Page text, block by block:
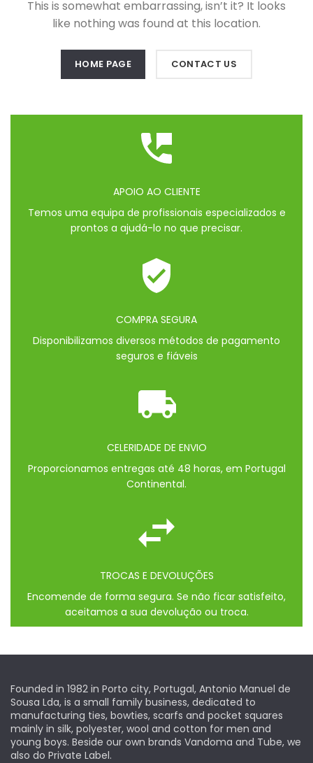
This is somewhat embarrassing, isn’t it? It looks
like nothing was found at this location.
HOME PAGE CONTACT US
APOIO AO CLIENTE
Temos uma equipa de profissionais especializados e
prontos a ajudá-lo no que precisar.
COMPRA SEGURA
Disponibilizamos diversos métodos de pagamento
seguros e fiáveis
CELERIDADE DE ENVIO
Proporcionamos entregas até 48 horas, em Portugal
Continental.
TROCAS E DEVOLUÇÕES
Encomende de forma segura. Se não ficar satisfeito,
aceitamos a sua devolução ou troca.
Founded in 1982 in Porto city, Portugal, Antonio Manuel de
Sousa Lda, is a small family business, dedicated to
manufacturing ties, bowties, scarfs and pocket squares
mainly in silk, polyester, wool and cotton for men and
young boys. Beside our own brands Vandoma and Tube, we
also do Private Label.